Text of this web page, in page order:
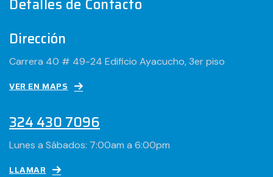
Detalles de Contacto
Dirección
Carrera 40 # 49-24 Edificio Ayacucho, 3er piso
VER EN MAPS
324 430 7096
Lunes a Sábados: 7:00am a 6:00pm
LLAMAR